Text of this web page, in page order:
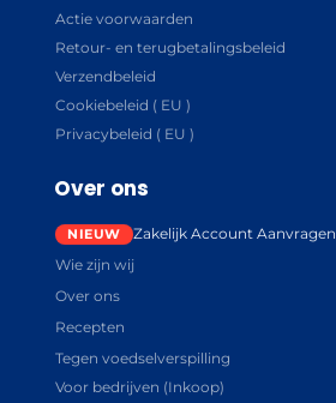
Actie voorwaarden
Retour- en terugbetalingsbeleid
Verzendbeleid
Cookiebeleid ( EU )
Privacybeleid ( EU )
Over ons
Zakelijk Account Aanvragen
Wie zijn wij
Over ons
Recepten
Tegen voedselverspilling
Voor bedrijven (Inkoop)